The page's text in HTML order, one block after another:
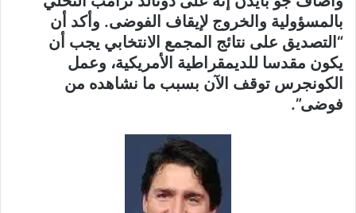
بالمسؤولية والخروج لإيقاف الفوضى. وأكد أن
“التصديق على نتائج المجمع الانتخابي يجب أن
يكون مقدسا للديمقراطية الأمريكية، وعمل
الكونجرس توقف الآن بسبب ما نشاهده من
فوضى”.